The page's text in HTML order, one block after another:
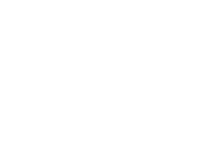
Flores" por Rafa García
Sow
Rodri agita el mercado